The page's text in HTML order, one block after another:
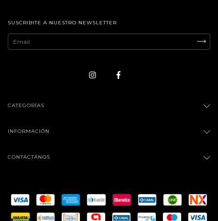
SUSCRIBITE A NUESTRO NEWSLETTER
CATEGORÍAS
INFORMACIÓN
CONTACTÁNOS